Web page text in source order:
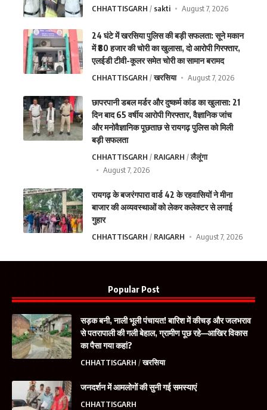
CHHATTISGARH sakti August 7, 2026
24 घंटे में खरसिया पुलिस की बड़ी सफलता: सूने मकान
में ₹80 हजार की चोरी का खुलासा, दो आरोपी गिरफ्तार,
एलईडी टीवी-कूलर समेत चोरी का सामान बरामद
CHHATTISGARH खरसिया August 7, 2026
छापरपानी डबल मर्डर और दुष्कर्म कांड का खुलासा: 21
दिन बाद 65 वर्षीय आरोपी गिरफ्तार, वैज्ञानिक जांच
और मनोवैज्ञानिक पूछताछ से रायगढ़ पुलिस को मिली
बड़ी सफलता
CHHATTISGARH RAIGARH
लैलूंगा
August 7, 2026
रायगढ़ के बजरंगपारा वार्ड 42 के रहवासियों ने मीना
बाजार की अव्यवस्थाओं को लेकर कलेक्टर से लगाई
गुहार
CHHATTISGARH RAIGARH August 7, 2026
Popular Post
सड़क बनी, नाली भूली पंचायत! बारिश में कीचड़ और जलभराव
से पतरापाली की गली बेहाल, ग्रामीण पूछ रहे—आखिर विकास
का पैसा गया कहां?
CHHATTISGARH खरसिया
जनदर्शन में आमलोगों की सुनी गई समस्याएं
CHHATTISGARH